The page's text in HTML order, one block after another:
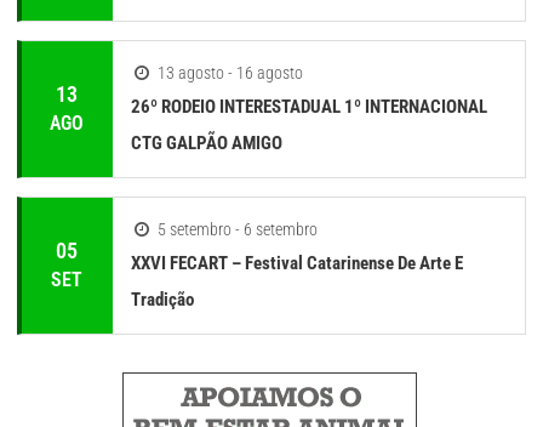
13
AGO
13 agosto - 16 agosto
26º RODEIO INTERESTADUAL 1º INTERNACIONAL
CTG GALPÃO AMIGO
05
SET
5 setembro - 6 setembro
XXVI FECART – Festival Catarinense De Arte E
Tradição